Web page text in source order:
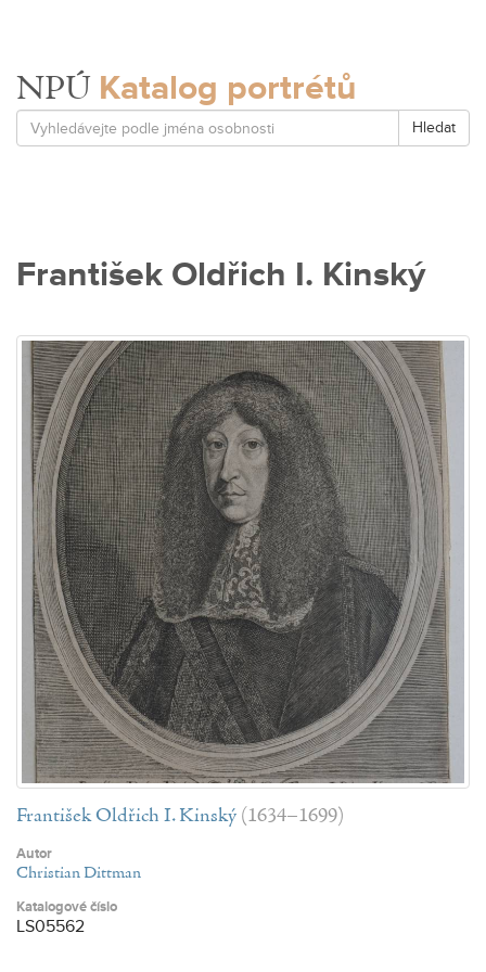
NPÚ Katalog portrétů
Hledat
František Oldřich I. Kinský
František Oldřich I. Kinský (1634–1699)
Autor
Christian Dittman
Katalogové číslo
LS05562